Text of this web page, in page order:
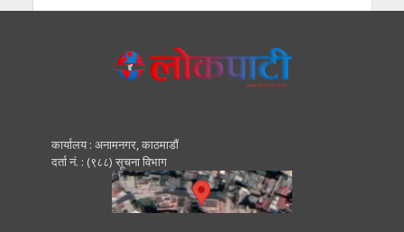
कार्यालय : अनामनगर, काठमाडाैं
दर्ता नं. : (९८८) सूचना विभाग